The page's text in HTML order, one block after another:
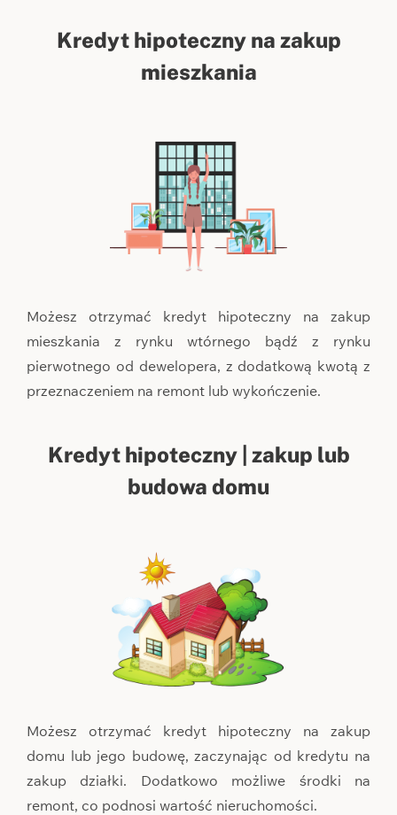
Kredyt hipoteczny na zakup
mieszkania
Możesz otrzymać kredyt hipoteczny na zakup
mieszkania z rynku wtórnego bądź z rynku
pierwotnego od dewelopera, z dodatkową kwotą z
przeznaczeniem na remont lub wykończenie.
Kredyt hipoteczny | zakup lub
budowa domu
Możesz otrzymać kredyt hipoteczny na zakup
domu lub jego budowę, zaczynając od kredytu na
zakup działki. Dodatkowo możliwe środki na
remont, co podnosi wartość nieruchomości.